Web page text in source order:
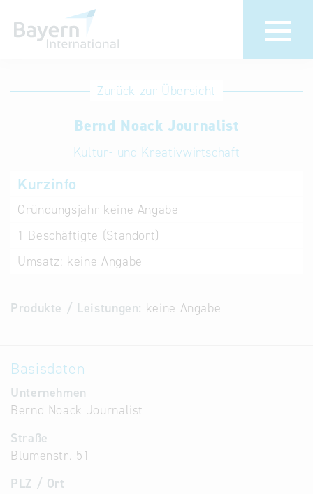
Anmeldung
Unternehmen
anmelden
Eintrag
löschen
Aktualisieren
Datenbanken
Zurück zur Übersicht
Bernd Noack Journalist
Kultur- und Kreativwirtschaft
Kurzinfo
Gründungsjahr keine Angabe
1 Beschäftigte (Standort)
Umsatz: keine Angabe
Produkte / Leistungen: keine Angabe
Basisdaten
Unternehmen
Bernd Noack Journalist
Straße
Blumenstr. 51
PLZ / Ort